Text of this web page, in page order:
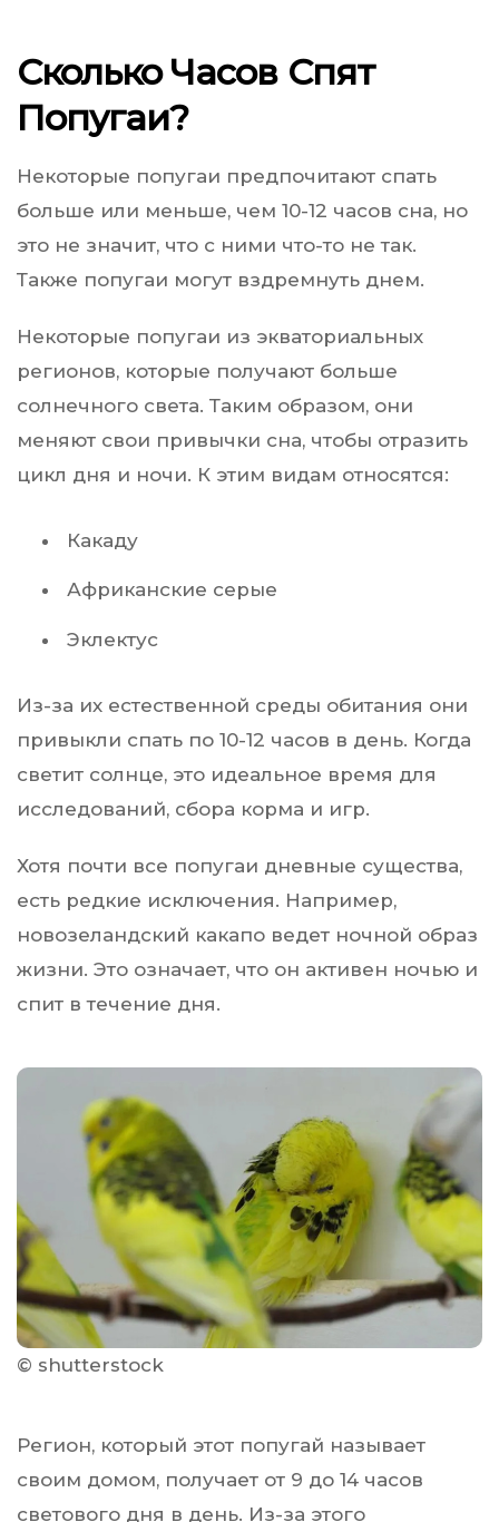
Сколько Часов Спят
Попугаи?
Некоторые попугаи предпочитают спать
больше или меньше, чем 10-12 часов сна, но
это не значит, что с ними что-то не так.
Также попугаи могут вздремнуть днем.
Некоторые попугаи из экваториальных
регионов, которые получают больше
солнечного света. Таким образом, они
меняют свои привычки сна, чтобы отразить
цикл дня и ночи. К этим видам относятся:
Какаду
Африканские серые
Эклектус
Из-за их естественной среды обитания они
привыкли спать по 10-12 часов в день. Когда
светит солнце, это идеальное время для
исследований, сбора корма и игр.
Хотя почти все попугаи дневные существа,
есть редкие исключения. Например,
новозеландский какапо ведет ночной образ
жизни. Это означает, что он активен ночью и
спит в течение дня.
© shutterstock
Регион, который этот попугай называет
своим домом, получает от 9 до 14 часов
светового дня в день. Из-за этого